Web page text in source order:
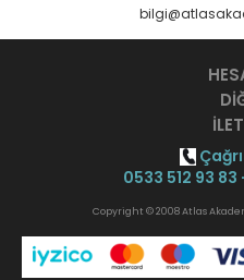
0533 512 93
Copyright © 2008 Atlas